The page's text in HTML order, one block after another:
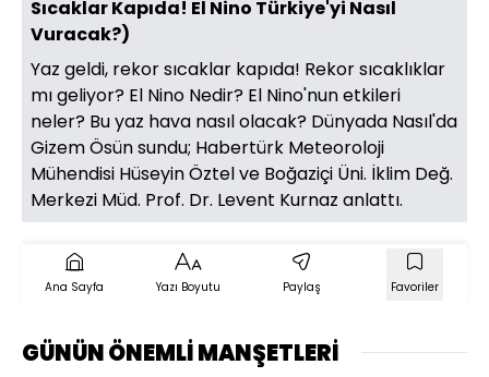
Sıcaklar Kapıda! El Nino Türkiye'yi Nasıl
Vuracak?)
Yaz geldi, rekor sıcaklar kapıda! Rekor sıcaklıklar
mı geliyor? El Nino Nedir? El Nino'nun etkileri
neler? Bu yaz hava nasıl olacak? Dünyada Nasıl'da
Gizem Ösün sundu; Habertürk Meteoroloji
Mühendisi Hüseyin Öztel ve Boğaziçi Üni. İklim Değ.
Merkezi Müd. Prof. Dr. Levent Kurnaz anlattı.
Ana Sayfa Yazı Boyutu Paylaş Favoriler
GÜNÜN ÖNEMLİ MANŞETLERİ